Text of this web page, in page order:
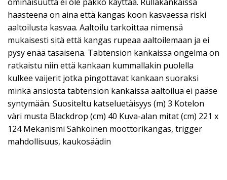
haasteena on aina että kangas koon kasvaessa riski
aaltoilusta kasvaa. Aaltoilu tarkoittaa nimensä
mukaisesti sitä että kangas rupeaa aaltoilemaan ja ei
pysy enää tasaisena. Tabtension kankaissa ongelma on
ratkaistu niin että kankaan kummallakin puolella
kulkee vaijerit jotka pingottavat kankaan suoraksi
minkä ansiosta tabtension kankaissa aaltoilua ei pääse
syntymään. Suositeltu katseluetäisyys (m) 3 Kotelon
väri musta Blackdrop (cm) 40 Kuva-alan mitat (cm) 221 x
124 Mekanismi Sähköinen moottorikangas, trigger
mahdollisuus, kaukosäädin